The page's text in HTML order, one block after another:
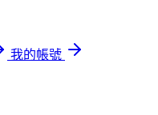
我的帳號